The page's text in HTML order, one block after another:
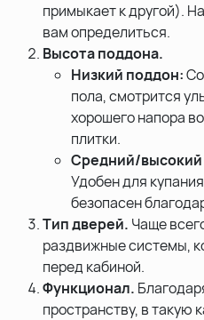
примыкает к другой).
вам определиться.
Высота поддона.
Низкий поддон:
пола, смотрится
хорошего напора
плитки.
Средний/
Удобен для
безопасен
Тип дверей. Чаще
раздвижные системы,
перед кабиной.
Функционал.
пространству, в такую